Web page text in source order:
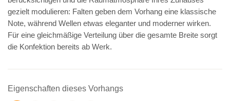
gezielt modulieren: Falten geben dem Vorhang eine klassische
Note, während Wellen etwas eleganter und moderner wirken.
Für eine gleichmäßige Verteilung über die gesamte Breite sorgt
die Konfektion bereits ab Werk.
Eigenschaften dieses Vorhangs